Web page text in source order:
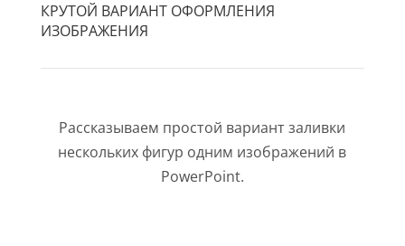
КРУТОЙ ВАРИАНТ ОФОРМЛЕНИЯ
ИЗОБРАЖЕНИЯ
Рассказываем простой вариант заливки
нескольких фигур одним изображений в
PowerPoint.